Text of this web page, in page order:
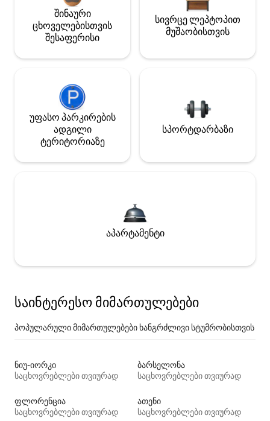
შინაური
ცხოველებისთვის
შესაფერისი
სივრცე ლეპტოპით
მუშაობისთვის
უფასო პარკირების
ადგილი
ტერიტორიაზე
სპორტდარბაზი
აპარტამენტი
საინტერესო მიმართულებები
პოპულარული მიმართულებები ხანგრძლივი სტუმრობისთვის
ნიუ-იორკი
საცხოვრებლები თვიურად
ბარსელონა
საცხოვრებლები თვიურად
ფლორენცია
საცხოვრებლები თვიურად
ათენი
საცხოვრებლები თვიურად